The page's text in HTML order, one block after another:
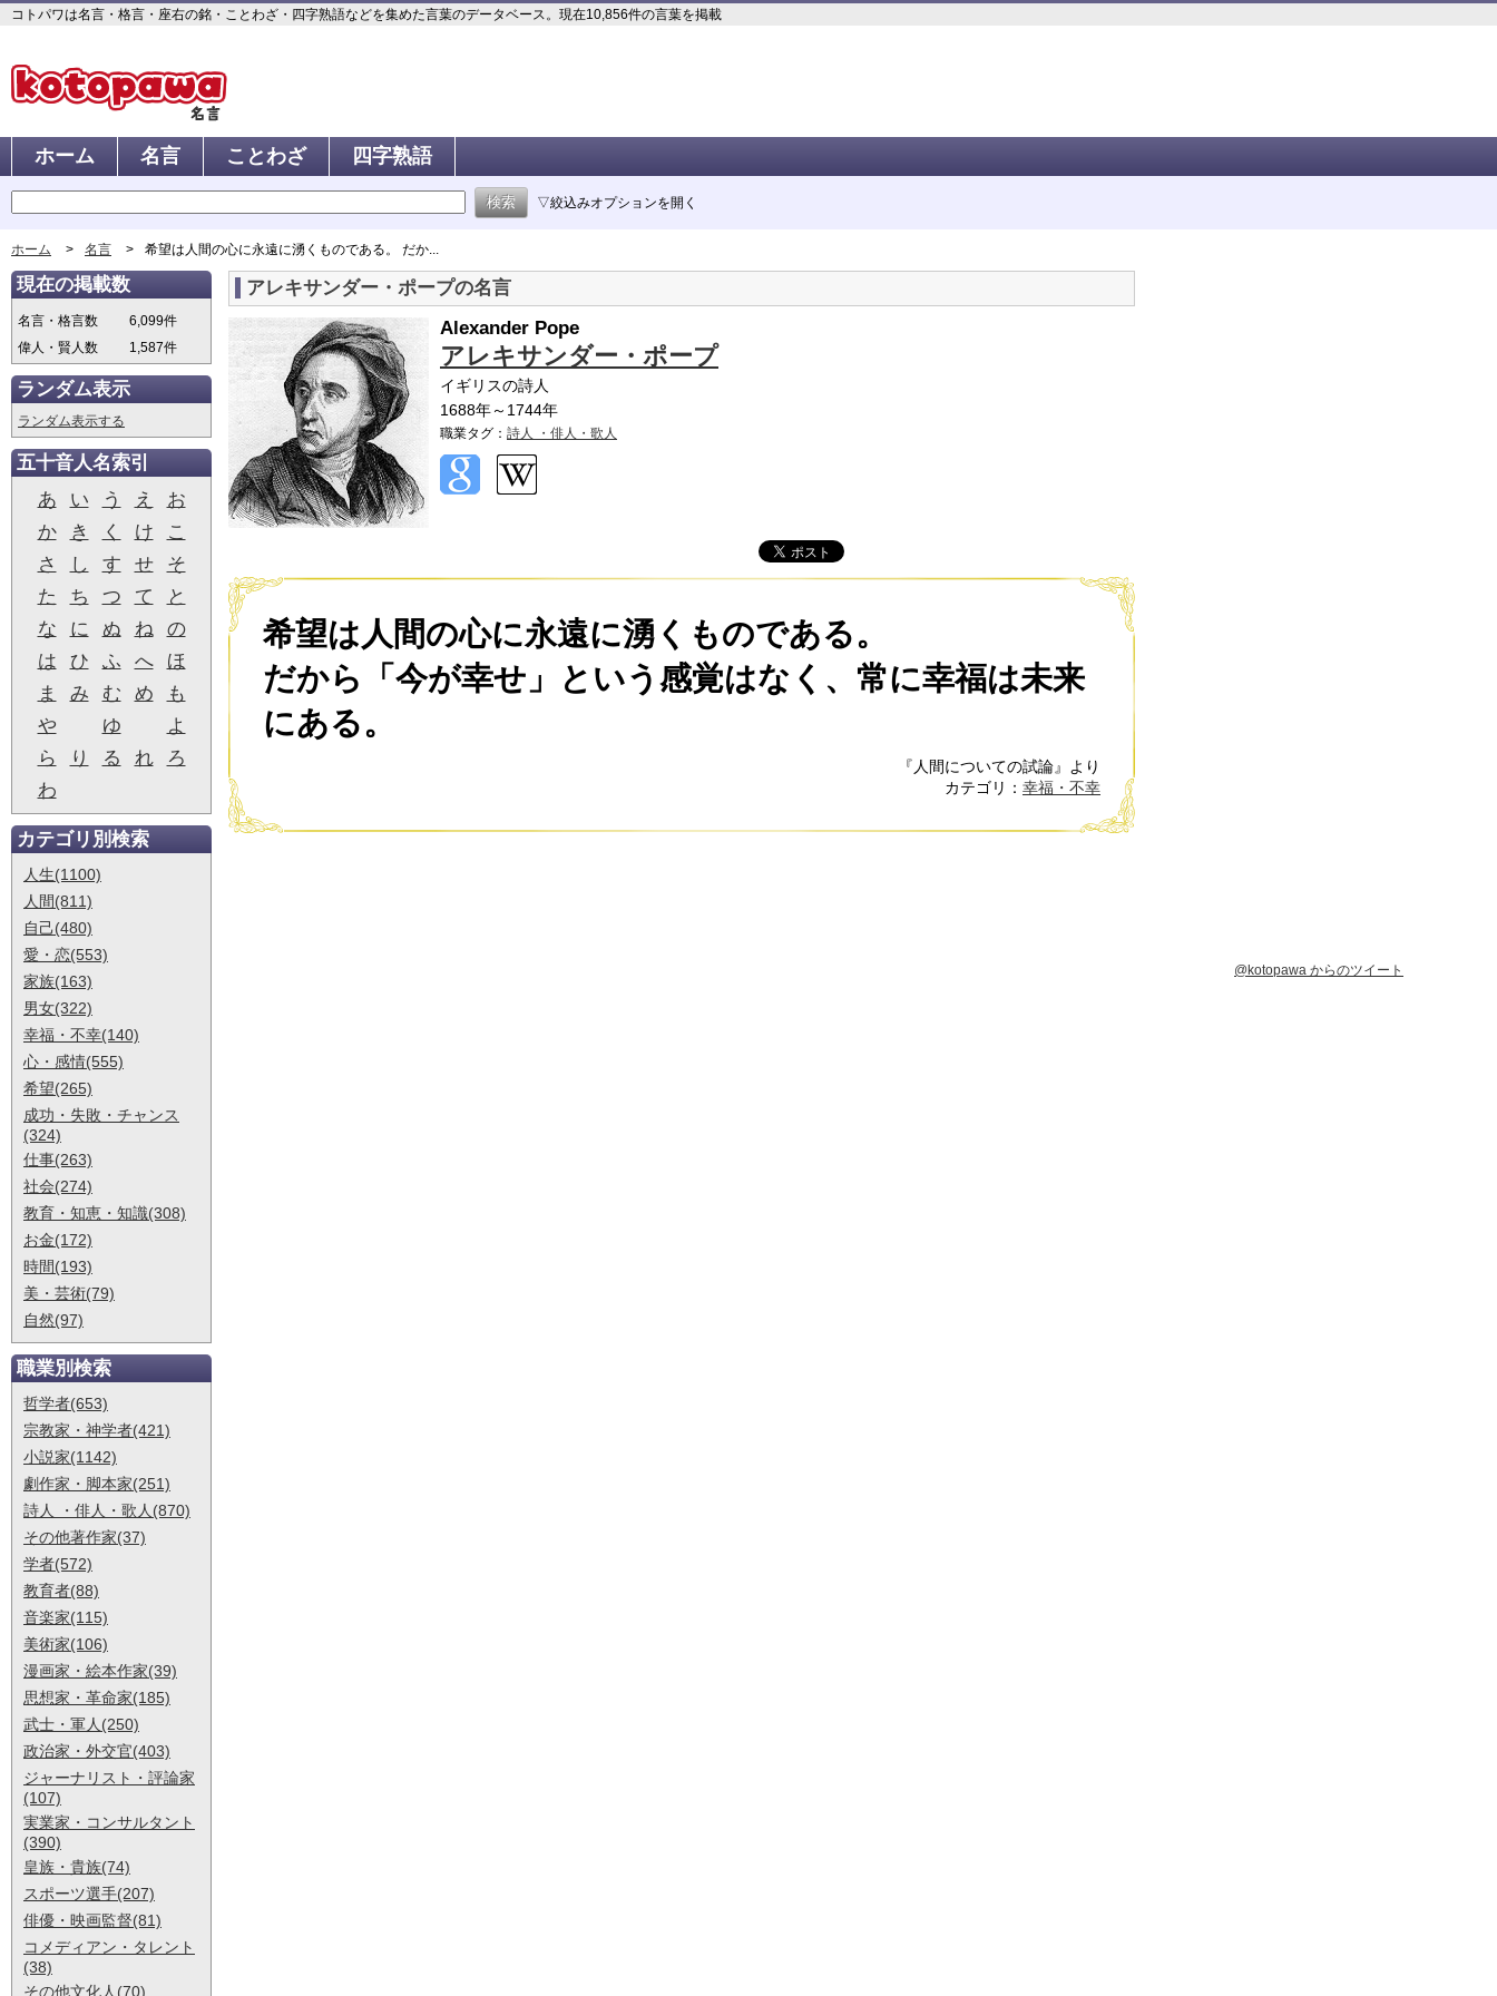
コトパワは名言・格言・座右の銘・ことわざ・四字熟語などを集めた言葉のデータベース。現在10,856件の言葉を掲載
ホーム 名言 ことわざ 四字熟語
▽絞込みオプションを開く
ホーム 名言 希望は人間の心に永遠に湧くものである。 だか...
アレキサンダー・ポープの名言
Alexander Pope
アレキサンダー・ポープ
イギリスの詩人
1688年～1744年
職業タグ： 詩人 ・俳人・歌人
希望は人間の心に永遠に湧くものである。
だから「今が幸せ」という感覚はなく、常に幸福は未来
にある。
『人間についての試論』より
カテゴリ： 幸福・不幸
現在の掲載数
名言・格言数
6,099件
偉人・賢人数
1,587件
ランダム表示
ランダム表示する
五十音人名索引
あ
い う え
お
か
き く け
こ
さ
し す せ
そ
た
ち つ て
と
な
に ぬ ね
の
は
ひ ふ へ
ほ
ま
み む め
も
や
ゆ
よ
ら
り る れ
ろ
わ
カテゴリ別検索
人生(1100)
人間(811)
自己(480)
愛・恋(553)
家族(163)
男女(322)
幸福・不幸(140)
心・感情(555)
希望(265)
成功・失敗・チャンス
(324)
仕事(263)
社会(274)
教育・知恵・知識(308)
お金(172)
時間(193)
美・芸術(79)
自然(97)
職業別検索
哲学者(653)
宗教家・神学者(421)
小説家(1142)
劇作家・脚本家(251)
詩人 ・俳人・歌人(870)
その他著作家(37)
学者(572)
教育者(88)
音楽家(115)
美術家(106)
漫画家・絵本作家(39)
思想家・革命家(185)
武士・軍人(250)
政治家・外交官(403)
ジャーナリスト・評論家
(107)
実業家・コンサルタント
(390)
皇族・貴族(74)
スポーツ選手(207)
俳優・映画監督(81)
コメディアン・タレント
(38)
その他文化人(70)
@kotopawa からのツイート